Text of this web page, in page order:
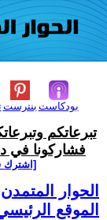
بنترست بودكاست
تبرعاتكم
فشاركونا في
[اشترك
الحوار
الموقع